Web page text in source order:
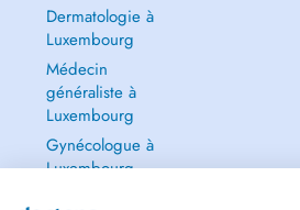
Dermatologie à
Luxembourg
Médecin
généraliste à
Luxembourg
Gynécologue à
Luxembourg